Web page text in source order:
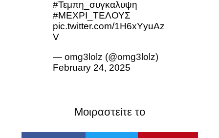
#Τεμπη_συγκαλυψη
#ΜΕΧΡΙ_ΤΕΛΟΥΣ
pic.twitter.com/1H6xYyuAz
V
— omg3lolz (@omg3lolz)
February 24, 2025
Μοιραστείτε το